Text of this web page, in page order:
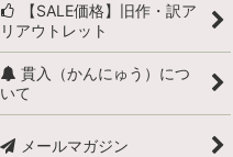
【SALE価格】旧作・訳ア
リアウトレット
貫入（かんにゅう）につ
いて
メールマガジン